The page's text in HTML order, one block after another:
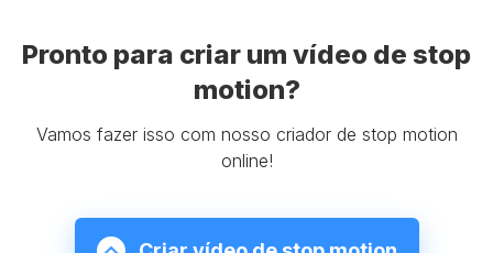
Pronto para criar um vídeo de stop
motion?
Vamos fazer isso com nosso criador de stop motion
online!